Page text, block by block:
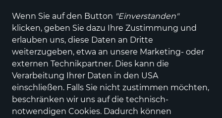
Wenn Sie auf den Button "Einverstanden"
klicken, geben Sie dazu Ihre Zustimmung und
erlauben uns, diese Daten an Dritte
weiterzugeben, etwa an unsere Marketing- oder
externen Technikpartner. Dies kann die
Verarbeitung Ihrer Daten in den USA
einschließen. Falls Sie nicht zustimmen möchten,
beschränken wir uns auf die technisch-
notwendigen Cookies. Dadurch können